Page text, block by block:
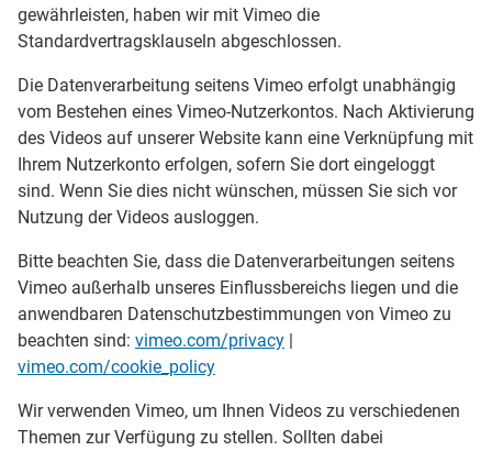
gewährleisten, haben wir mit Vimeo die
Standardvertragsklauseln abgeschlossen.
Die Datenverarbeitung seitens Vimeo erfolgt unabhängig
vom Bestehen eines Vimeo-Nutzerkontos. Nach Aktivierung
des Videos auf unserer Website kann eine Verknüpfung mit
Ihrem Nutzerkonto erfolgen, sofern Sie dort eingeloggt
sind. Wenn Sie dies nicht wünschen, müssen Sie sich vor
Nutzung der Videos ausloggen.
Bitte beachten Sie, dass die Datenverarbeitungen seitens
Vimeo außerhalb unseres Einflussbereichs liegen und die
anwendbaren Datenschutzbestimmungen von Vimeo zu
beachten sind: vimeo.com/privacy |
vimeo.com/cookie_policy
Wir verwenden Vimeo, um Ihnen Videos zu verschiedenen
Themen zur Verfügung zu stellen. Sollten dabei